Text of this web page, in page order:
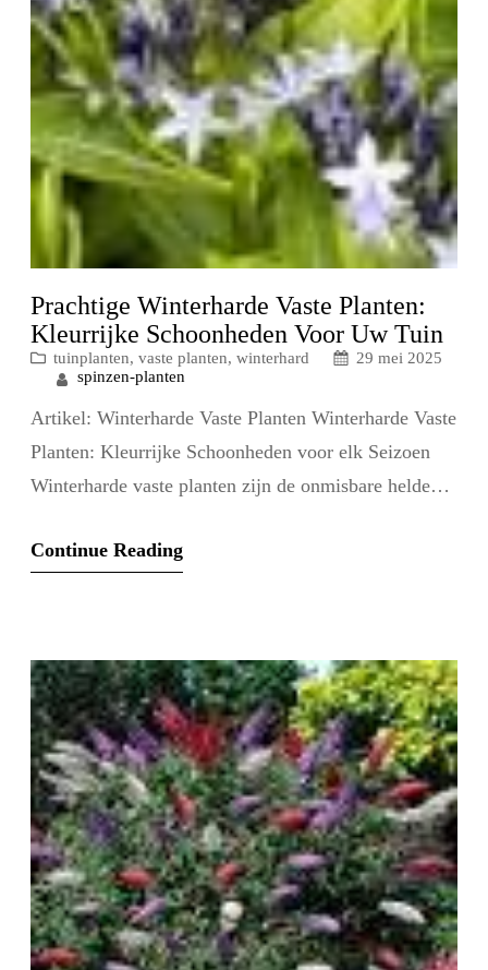
Prachtige Winterharde Vaste Planten:
Kleurrijke Schoonheden Voor Uw Tuin
tuinplanten, vaste planten, winterhard
29 mei 2025
spinzen-planten
Artikel: Winterharde Vaste Planten Winterharde Vaste
Planten: Kleurrijke Schoonheden voor elk Seizoen
Winterharde vaste planten zijn de onmisbare helden
koude temperaturen en trotseren moeiteloos de
planten bieden een schat aan kleuren, vormen en
texturen…
Continue Reading